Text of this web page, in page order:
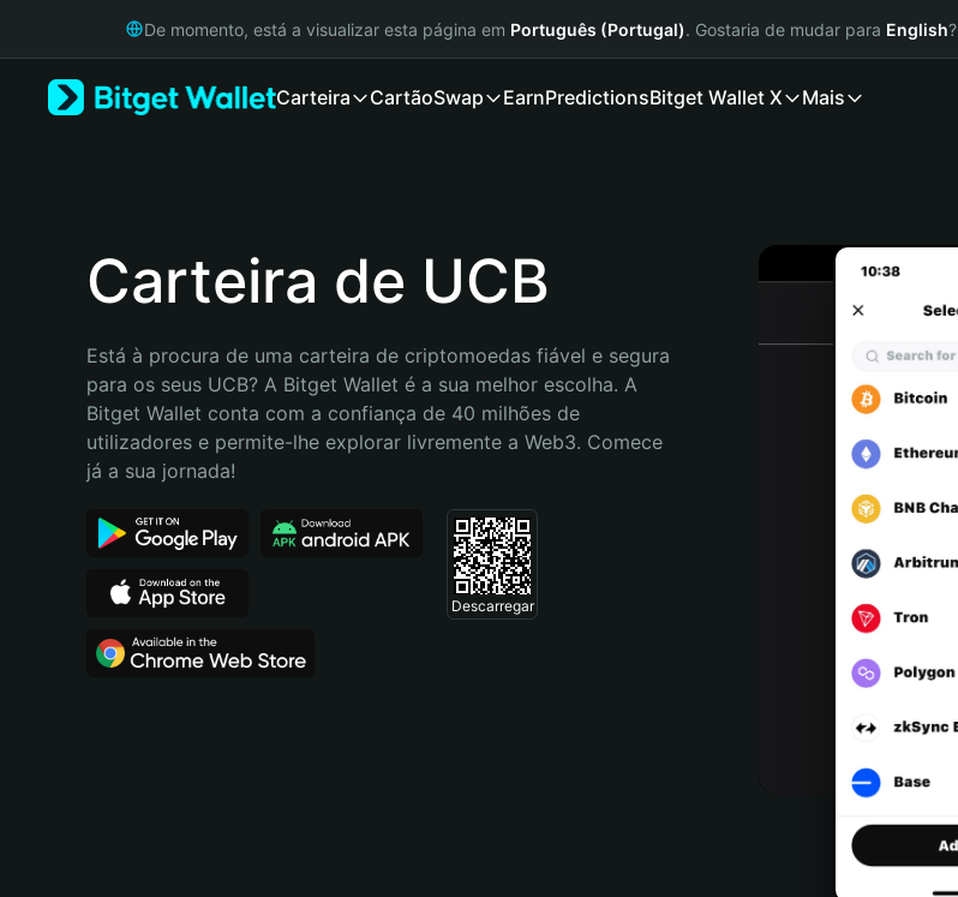
Русский
Bahasa Indonesia
Español (Argentina)
De momento, está a visualizar esta página em Português (Portugal). Gostaria de mudar para English?
Carteira CartãoSwap EarnPredictionsBitget Wallet X Mais
Carteira de UCB
Está à procura de uma carteira de criptomoedas fiável e segura
para os seus UCB? A Bitget Wallet é a sua melhor escolha. A
Bitget Wallet conta com a confiança de 40 milhões de
utilizadores e permite-lhe explorar livremente a Web3. Comece
já a sua jornada!
Descarregar